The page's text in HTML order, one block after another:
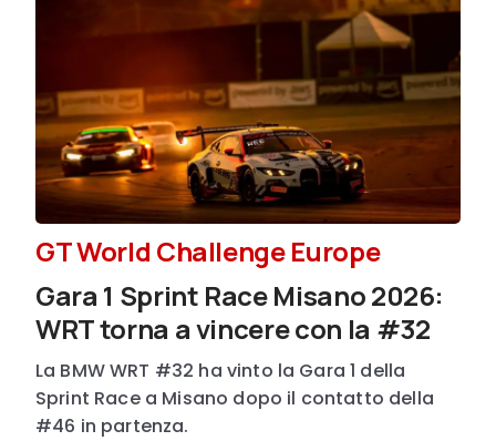
GT World Challenge Europe
Gara 1 Sprint Race Misano 2026:
WRT torna a vincere con la #32
La BMW WRT #32 ha vinto la Gara 1 della
Sprint Race a Misano dopo il contatto della
#46 in partenza.